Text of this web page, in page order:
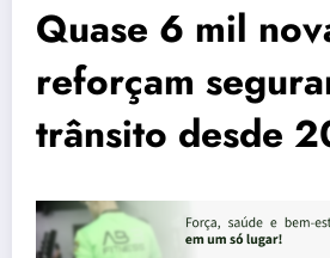
Quase 6 mil
reforçam
trânsito desde